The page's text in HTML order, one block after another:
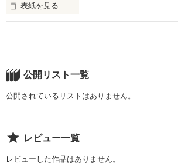
表紙を見る
ねぇ、ほんとにいないの？
公開リスト一覧
公開されているリストはありません。
レビュー一覧
レビューした作品はありません。